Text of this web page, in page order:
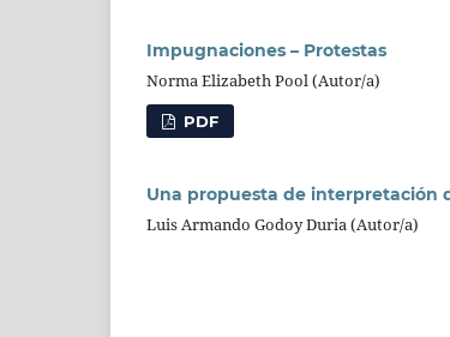
Impugnaciones – Protestas
Norma Elizabeth Pool (Autor/a)
PDF
Una propuesta de interpretación
Luis Armando Godoy Duria (Autor/a)